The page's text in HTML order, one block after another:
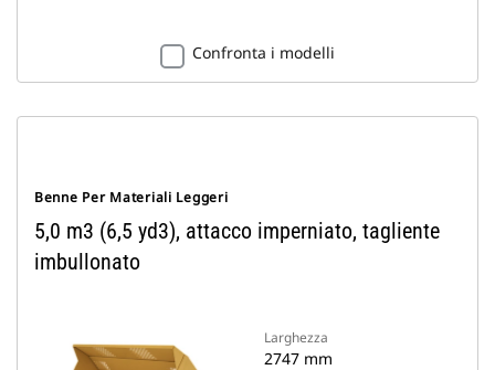
Confronta i modelli
Benne Per Materiali Leggeri
5,0 m3 (6,5 yd3), attacco imperniato, tagliente
imbullonato
Larghezza
2747 mm